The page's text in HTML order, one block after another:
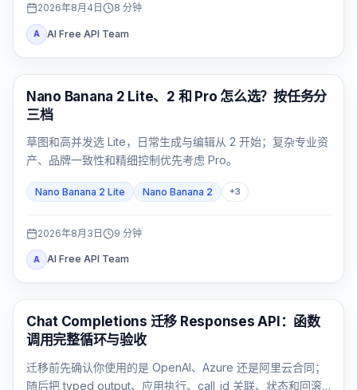
2026年8月4日 8 分钟
A AI Free API Team
AI 图片模型
Nano Banana 2 Lite、2 和 Pro 怎么选？按任务分
三档
草图和高并发选 Lite，日常生成与编辑从 2 开始；复杂专业资
产、品牌一致性和精细控制优先考虑 Pro。
Nano Banana 2 Lite Nano Banana 2 +3
2026年8月3日 9 分钟
A AI Free API Team
API 指南
Chat Completions 迁移 Responses API：函数
调用完整循环与验收
迁移前先确认你使用的是 OpenAI、Azure 还是阿里云合同；
随后把 typed output、应用执行、call_id 关联、状态和回滚